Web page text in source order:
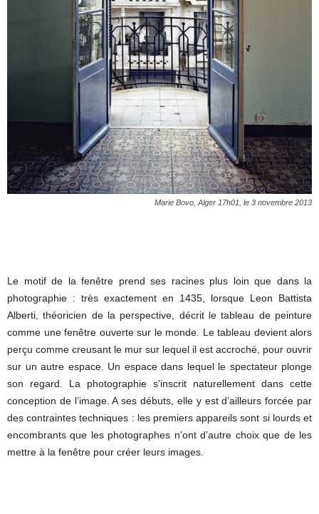
Marie Bovo, Alger 17h01, le 3 novembre 2013
Le motif de la fenêtre prend ses racines plus loin que dans la
photographie : très exactement en 1435, lorsque Leon Battista
Alberti, théoricien de la perspective, décrit le tableau de peinture
comme une fenêtre ouverte sur le monde. Le tableau devient alors
perçu comme creusant le mur sur lequel il est accroché, pour ouvrir
sur un autre espace. Un espace dans lequel le spectateur plonge
son regard. La photographie s’inscrit naturellement dans cette
conception de l’image. A ses débuts, elle y est d’ailleurs forcée par
des contraintes techniques : les premiers appareils sont si lourds et
encombrants que les photographes n’ont d’autre choix que de les
mettre à la fenêtre pour créer leurs images.